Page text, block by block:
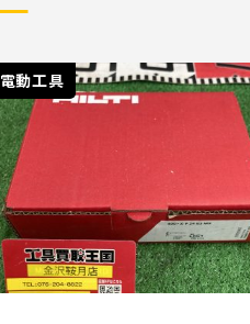
電動工具